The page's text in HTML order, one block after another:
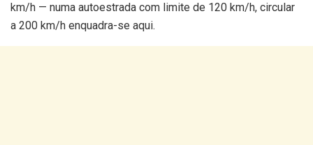
km/h — numa autoestrada com limite de 120 km/h, circular
a 200 km/h enquadra-se aqui.